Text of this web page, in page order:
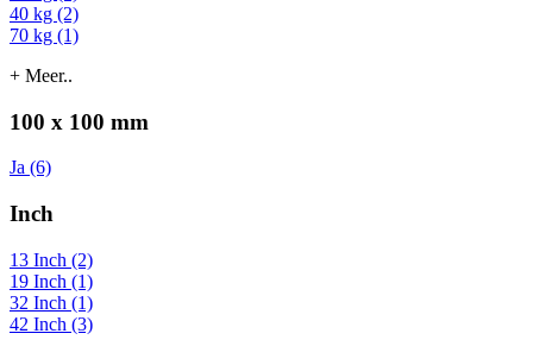
40 kg (2)
70 kg (1)
+ Meer..
100 x 100 mm
Ja (6)
Inch
13 Inch (2)
19 Inch (1)
32 Inch (1)
42 Inch (3)